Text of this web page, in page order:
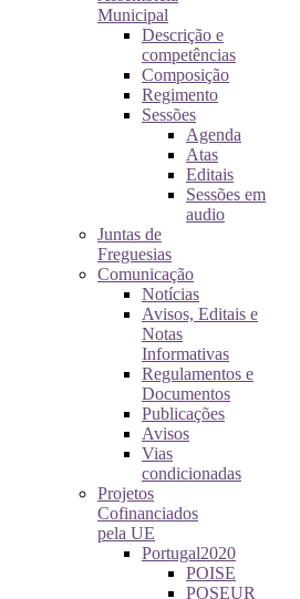
Municipal
Descrição e
competências
Composição
Regimento
Sessões
Agenda
Atas
Editais
Sessões em
audio
Juntas de
Freguesias
Comunicação
Notícias
Avisos, Editais e
Notas
Informativas
Regulamentos e
Documentos
Publicações
Avisos
Vias
condicionadas
Projetos
Cofinanciados
pela UE
Portugal2020
POISE
POSEUR